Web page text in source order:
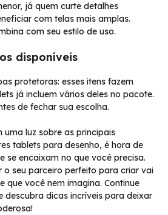
já quem curte detalhes
com telas mais amplas.
com seu estilo de uso.
disponíveis
protetoras: esses itens fazem
já incluem vários deles no pacote.
de fechar sua escolha.
luz sobre as principais
tablets para desenho, é hora de
se encaixam no que você precisa.
o seu parceiro perfeito para criar vai
que você nem imagina. Continue
descubra dicas incríveis para deixar